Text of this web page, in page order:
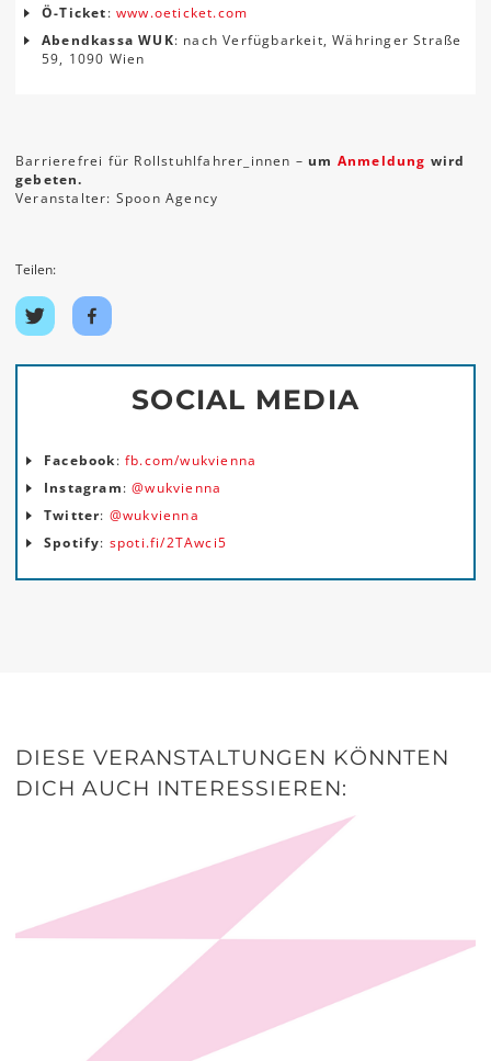
Ö-Ticket:www.oeticket.com
Abendkassa WUK: nach Verfügbarkeit, Währinger Straße
59, 1090 Wien
Barrierefrei für Rollstuhlfahrer_innen – um Anmeldung wird
gebeten.
Veranstalter: Spoon Agency
Teilen:
Auf
Twitter
Auf
Facebook
SOCIAL MEDIA
Facebook:fb.com/wukvienna
Instagram:@wukvienna
Twitter: @wukvienna
Spotify: spoti.fi/2TAwci5
DIESE VERANSTALTUNGEN KÖNNTEN
DICH AUCH INTERESSIEREN: